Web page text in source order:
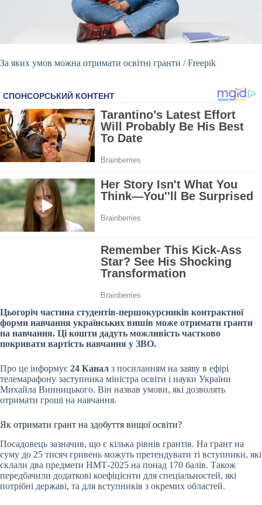
За яких умов можна отримати освітні гранти / Freepik
Цьогоріч частина студентів-першокурсників контрактної
форми навчання українських вишів може отримати гранти
на навчання. Ці кошти дадуть можливість частково
покривати вартість навчання у ЗВО.
Про це інформує 24 Канал з посиланням на заяву в ефірі
телемарафону заступника міністра освіти і науки України
Михайла Винницького. Він назвав умови, які дозволять
отримати гроші на навчання.
Як отримати грант на здобуття вищої освіти?
Посадовець зазначив, що є кілька рівнів грантів. На грант на
суму до 25 тисяч гривень можуть претендувати ті вступники, які
склали два предмети НМТ-2025 на понад 170 балів. Також
передбачили додаткові коефіцієнти для спеціальностей, які
потрібні державі, та для вступників з окремих областей.